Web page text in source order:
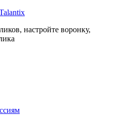
настройте воронку,